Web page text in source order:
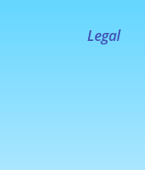
Legal